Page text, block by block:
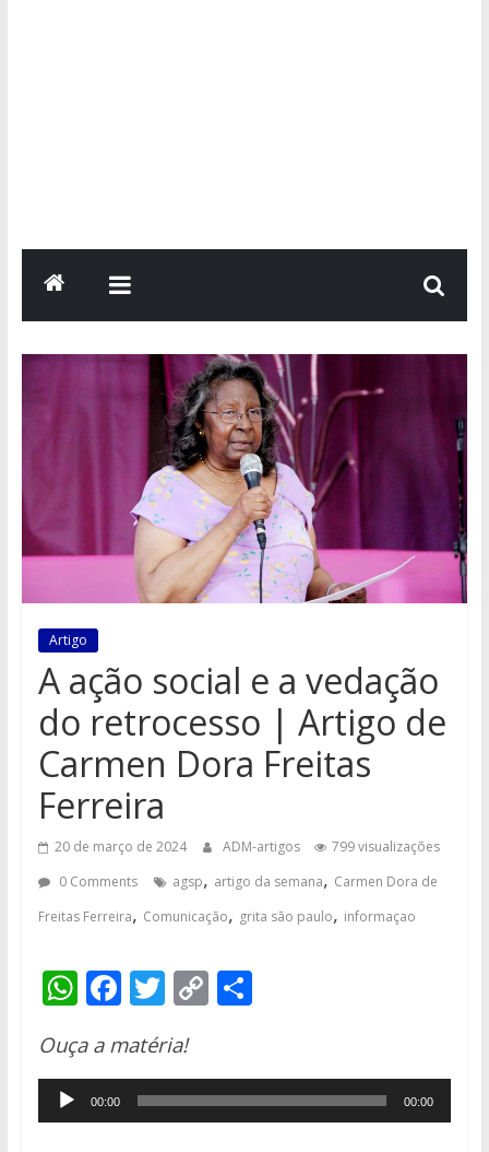
Artigo
A ação social e a vedação
do retrocesso | Artigo de
Carmen Dora Freitas
Ferreira
20 de março de 2024 ADM-artigos
799 visualizações
0 Comments
agsp, artigo da semana, Carmen Dora de
Freitas Ferreira, Comunicação, grita são paulo, informaçao
W
at
s
A
F
e
b
o
T
itt
er
C
y
Li
S
e
Ouça a matéria!
Tocador
de
00:00 00:00